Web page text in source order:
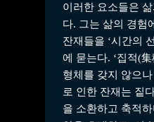
이러한 요소들은
다. 그는 삶의 경험
잔재들을 ‘시간의
에 묻는다. ‘집적(
형체를 갖지 않으
로 인한 잔재는 짙
을 소환하고 축적